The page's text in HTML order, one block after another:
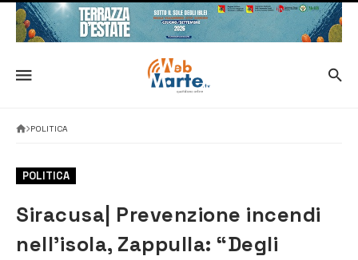
POLITICA
POLITICA
Siracusa| Prevenzione incendi
nell’isola, Zappulla: “Degli